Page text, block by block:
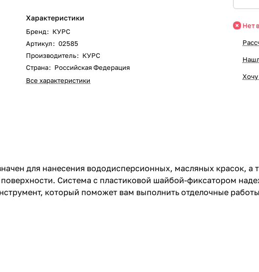
Характеристики
Бренд: КУРС
Артикул: 02585
Производитель: КУРС
Страна: Российская Федерация
Все характеристики
Нет
для нанесения вододисперсионных, масляных красок, а
Система с пластиковой шайбой-фиксатором
который поможет вам выполнить отделочные